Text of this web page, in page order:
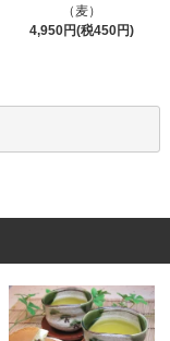
（麦）
4,950円(税450円)